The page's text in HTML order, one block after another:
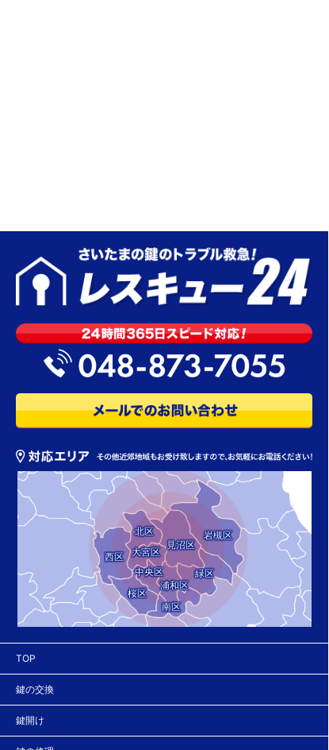
2024.12.04
川口市 玄関鍵交換 引戸錠 ディンプル
キー
2024.12.03
ック 鍵紛失
西区
北区
大宮区
中央区
桜区
見沼区
岩槻区
緑区
浦和区
南区
TOP
鍵の交換
鍵開け